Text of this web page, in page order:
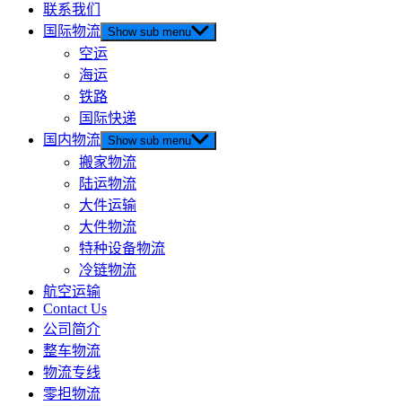
联系我们
国际物流 Show sub menu
空运
海运
铁路
国际快递
国内物流 Show sub menu
搬家物流
陆运物流
大件运输
大件物流
特种设备物流
冷链物流
航空运输
Contact Us
公司简介
整车物流
物流专线
零担物流